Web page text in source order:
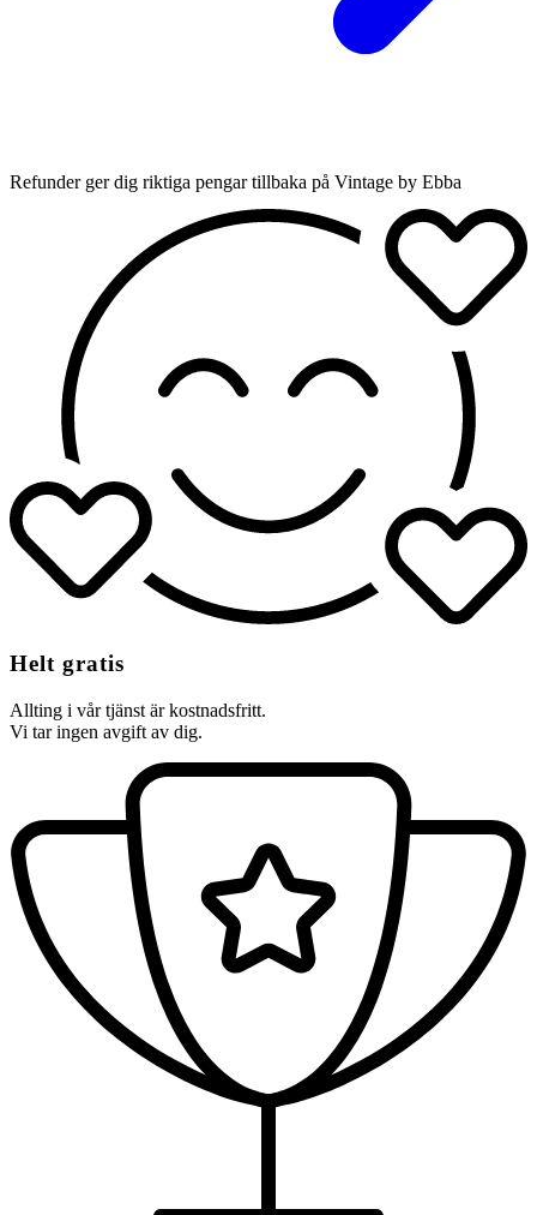
Refunder ger dig riktiga pengar tillbaka på Vintage by Ebba
Helt gratis
Allting i vår tjänst är kostnadsfritt.
Vi tar ingen avgift av dig.